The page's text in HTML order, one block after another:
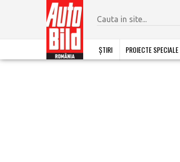
ȘTIRI PROIECTE SPECIALE